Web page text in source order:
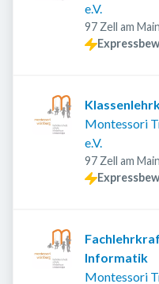
e.V.
97 Zell am
Montessori
e.V.
97 Zell am
Informatik
Montessori